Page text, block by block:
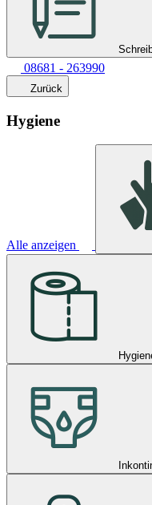
08681 - 263990
Zurück
Hygiene
Alle anzeigen